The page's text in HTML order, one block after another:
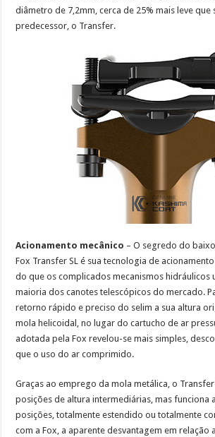
diâmetro de 7,2mm, cerca de 25% mais leve que
predecessor, o Transfer.
Acionamento mecânico – O segredo do
Fox Transfer SL é sua tecnologia de
do que os complicados mecanismos hidráulicos
maioria dos canotes telescópicos do mercado.
retorno rápido e preciso do selim a sua altura
mola helicoidal, no lugar do cartucho de ar
adotada pela Fox revelou-se mais simples,
que o uso do ar comprimido.
Graças ao emprego da mola metálica, o
posições de altura intermediárias, mas funciona
posições, totalmente estendido ou totalmente
com a Fox, a aparente desvantagem em relação